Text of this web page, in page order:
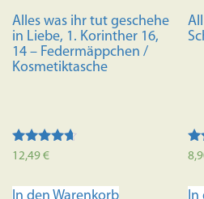
Alles was ihr tut geschehe
in Liebe, 1. Korinther 16,
14 – Federmäppchen /
Kosmetiktasche
Bewertet
von 5
12,49€
In den Warenkorb